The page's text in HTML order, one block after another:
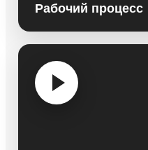
Рабочий процесс